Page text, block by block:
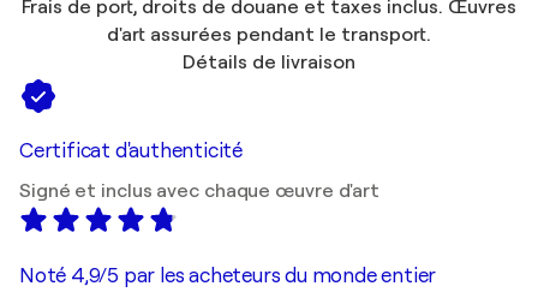
Frais de port, droits de douane et taxes inclus. Œuvres
d'art assurées pendant le transport.
Détails de livraison
Certificat d'authenticité
Signé et inclus avec chaque œuvre d'art
Noté 4,9/5 par les acheteurs du monde entier